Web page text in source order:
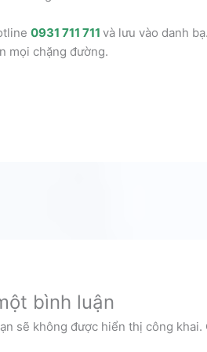
0931 711 711 và lưu vào danh
mọi chặng đường.
bình luận
sẽ không được hiển thị công khai.